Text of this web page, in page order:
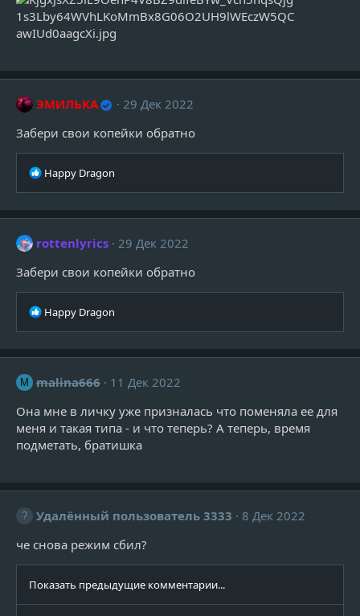
ЭМИЛЬКА
29 Дек 2022
Забери свои копейки обратно
Р
к
и
:
Happy Dragon
rottenlyrics 29 Дек 2022
Забери свои копейки обратно
Р
к
и
:
Happy Dragon
M malina666
11 Дек 2022
Она мне в личку уже призналась что поменяла ее для
меня и такая типа - и что теперь? А теперь, время
подметать, братишка
Удалённый пользователь 3333
8 Дек 2022
че снова режим сбил?
Показать предыдущие комментарии...